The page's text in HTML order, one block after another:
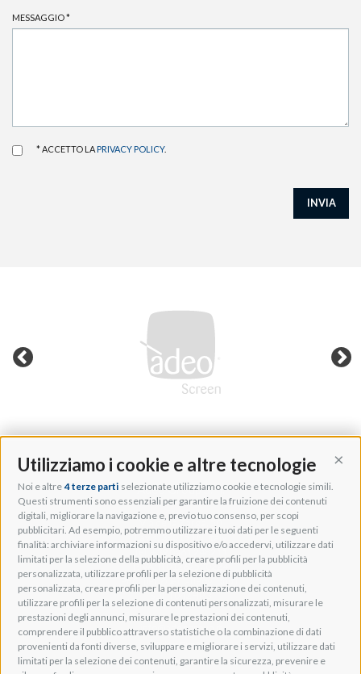
Utilizziamo i cookie e altre tecnologie
Noi e altre 4 terze parti selezionate utilizziamo cookie e tecnologie simili.
Questi strumenti sono essenziali per garantire la fruizione dei contenuti
digitali, migliorare la navigazione e, previo tuo consenso, per scopi
pubblicitari. Ad esempio, potremmo utilizzare i tuoi dati per le seguenti
finalità: archiviare informazioni su dispositivo e/o accedervi, utilizzare dati
limitati per la selezione della pubblicità, creare profili per la pubblicità
personalizzata, utilizzare profili per la selezione di pubblicità
personalizzata, creare profili per la personalizzazione dei contenuti,
utilizzare profili per la selezione di contenuti personalizzati, misurare le
prestazioni degli annunci, misurare le prestazioni dei contenuti,
comprendere il pubblico attraverso statistiche o la combinazione di dati
provenienti da fonti diverse, sviluppare e migliorare i servizi, utilizzare dati
limitati per la selezione dei contenuti, garantire la sicurezza, prevenire e
MESSAGGIO*
* ACCETTO LA PRIVACY POLICY.
INVIA
Adeo Group S.r.l.
Via della Zarga, 50
Lavis, 38015 TN, Italy
Tel: +39 0461 248211
P.IVA: IT01262500224
PEC: pec@pec.adeogroup.it
SDI: T04ZHR3
info@adeogroup.it
Adeo ProAV
Adeo HomeAV